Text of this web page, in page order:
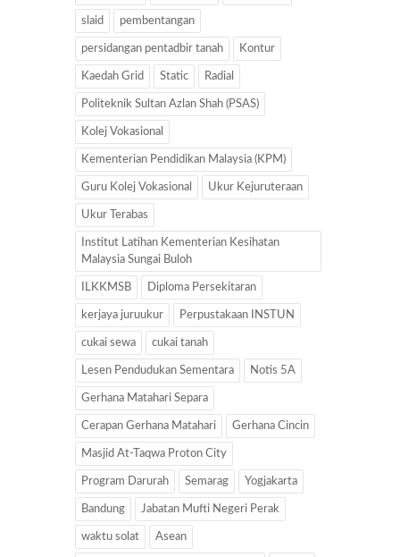
slaid pembentangan
persidangan pentadbir tanah Kontur
Kaedah Grid Static Radial
Politeknik Sultan Azlan Shah (PSAS)
Kolej Vokasional
Kementerian Pendidikan Malaysia (KPM)
Guru Kolej Vokasional Ukur Kejuruteraan
Ukur Terabas
Institut Latihan Kementerian Kesihatan
Malaysia Sungai Buloh
ILKKMSB Diploma Persekitaran
kerjaya juruukur Perpustakaan INSTUN
cukai sewa cukai tanah
Lesen Pendudukan Sementara Notis 5A
Gerhana Matahari Separa
Cerapan Gerhana Matahari Gerhana Cincin
Masjid At-Taqwa Proton City
Program Darurah Semarag Yogjakarta
Bandung Jabatan Mufti Negeri Perak
waktu solat Asean